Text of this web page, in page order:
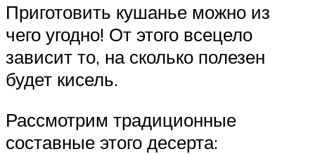
Приготовить кушанье можно из
чего угодно! От этого всецело
зависит то, на сколько полезен
будет кисель.
Рассмотрим традиционные
составные этого десерта: